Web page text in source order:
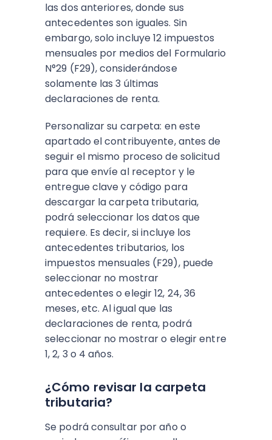
las dos anteriores, donde sus
antecedentes son iguales. Sin
embargo, solo incluye 12 impuestos
mensuales por medios del Formulario
N°29 (F29), considerándose
solamente las 3 últimas
declaraciones de renta.
Personalizar su carpeta: en este
apartado el contribuyente, antes de
seguir el mismo proceso de solicitud
para que envíe al receptor y le
entregue clave y código para
descargar la carpeta tributaria,
podrá seleccionar los datos que
requiere. Es decir, si incluye los
antecedentes tributarios, los
impuestos mensuales (F29), puede
seleccionar no mostrar
antecedentes o elegir 12, 24, 36
meses, etc. Al igual que las
declaraciones de renta, podrá
seleccionar no mostrar o elegir entre
1, 2, 3 o 4 años.
¿Cómo revisar la carpeta
tributaria?
Se podrá consultar por año o